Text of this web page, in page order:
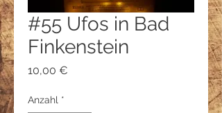
#55 Ufos in Bad
Finkenstein
10,00 €
Anzahl *